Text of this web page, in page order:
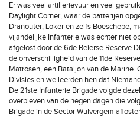
Er was veel artillerievuur en veel
Daylight Corner, waar de batterijen
Dranouter, Loker en zelfs Boeschepe,
vijandelijke Infanterie was echter niet
afgelost door de 6de Beierse Reserve
de onverschilligheid van de 11de
Matrosen, een Bataljon van de Marine.
Divisies en we leerden hen dat
De 21ste Infanterie Brigade volgde
overbleven van de negen dagen die
Brigade in de Sector Wulvergem